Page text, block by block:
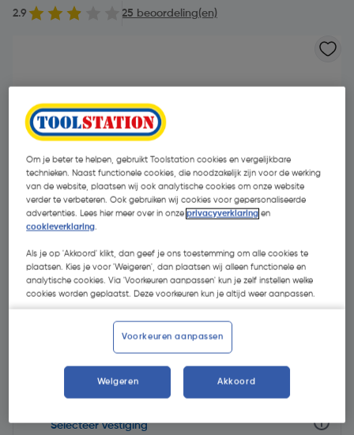
2.9 25 beoordeling(en)
- 20 %
€ 23,99
| Excl. btw € 15,86
Selecteer vestiging
Om je beter te helpen, gebruikt Toolstation cookies en vergelijkbare
technieken. Naast functionele cookies, die noodzakelijk zijn voor de werking
van de website, plaatsen wij ook analytische cookies om onze website
verder te verbeteren. Ook gebruiken wij cookies voor gepersonaliseerde
advertenties. Lees hier meer over in onzeprivacyverklaring en
cookieverklaring.
Als je op 'Akkoord' klikt, dan geef je ons toestemming om alle cookies te
plaatsen. Kies je voor 'Weigeren', dan plaatsen wij alleen functionele en
analytische cookies. Via 'Voorkeuren aanpassen' kun je zelf instellen welke
cookies worden geplaatst. Deze voorkeuren kun je altijd weer aanpassen.
Voorkeuren aanpassen
Weigeren Akkoord